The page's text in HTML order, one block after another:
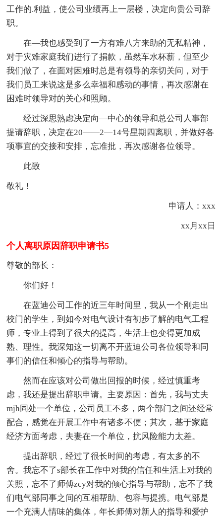
工作的.利益，使公司业绩再上一层楼，决定向贵公司辞
职。
在—我也感受到了一方有难八方来助的无私精神，
对于灾难家庭我们进行了捐款，虽然车水杯薪，但至少
我们做了，在面对困难时总是有领导的亲切关问，对于
我们员工来说这是多么幸福和感动的事情，再次感谢在
困难时领导对的关心和照顾。
经过深思熟虑决定向—中心的领导和总公司人事部
提请辞职，决定在20——2—14号星期四离职，并做好各
项事宜的交接和安排，忘准批，再次感谢各位领导。
此致
敬礼！
申请人：xxx
xx月xx日
个人离职原因辞职申请书5
尊敬的部长：
你们好！
在蓝迪公司工作的近三年时间里，我从一个刚走出
校门的学生，到如今对电气设计有初步了解的电气工程
师，专业上得到了很大的提高，生活上也变得更加成
熟、理性。我深知这一切离不开蓝迪公司各位领导和同
事们的信任和倾心的指导与帮助。
然而在应该对公司做出回报的时候，经过慎重考
虑，我还是提出辞职申请。主要原因：首先，我与丈夫
mjh同处一个单位，公司员工不多，两个部门之间还经常
配合，感觉在开展工作中有诸多不便；其次，基于家庭
经济方面考虑，夫妻在一个单位，抗风险能力太差。
提出辞职，经过了很长时间的考虑，有太多的不
舍。我忘不了s部长在工作中对我的信任和生活上对我的
关照，忘不了师傅zcy对我的倾心指导与帮助，忘不了我
们电气部同事之间的互相帮助、包容与提携。电气部是
一个充满人情味的集体，年长师傅对新人的指导和爱护